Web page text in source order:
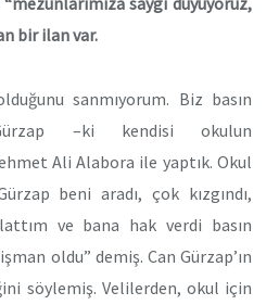
bir ilan var.
sanmıyorum. Biz basın
–ki kendisi okulun
Ali Alabora ile yaptık. Okul
beni aradı, çok kızgındı,
ve bana hak verdi basın
oldu” demiş. Can Gürzap’ın
söylemiş. Velilerden, okul için